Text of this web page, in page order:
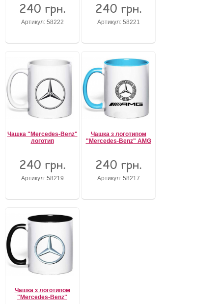
240 грн.
Артикул: 58222
240 грн.
Артикул: 58221
Чашка "Mercedes-Benz"
логотип
240 грн.
Артикул: 58219
Чашка з логотипом
"Mercedes-Benz" AMG
240 грн.
Артикул: 58217
Чашка з логотипом
"Mercedes-Benz"